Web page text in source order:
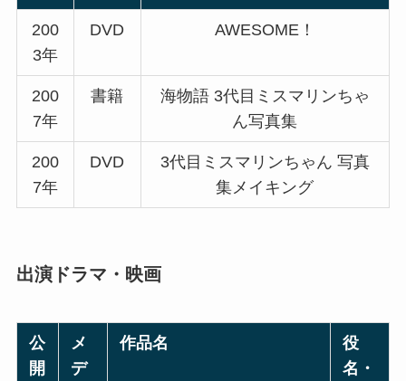
200
3年
DVD AWESOME！
200
7年
書籍
海物語 3代目ミスマリンちゃ
ん写真集
200
7年
DVD
3代目ミスマリンちゃん 写真
集メイキング
出演ドラマ・映画
公
開
メ
デ
作品名
役
名・